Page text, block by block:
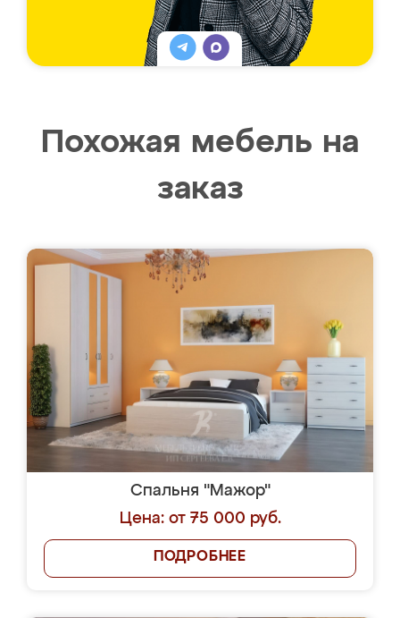
Похожая мебель на
заказ
Спальня "Мажор"
Цена: от 75 000 руб.
ПОДРОБНЕЕ